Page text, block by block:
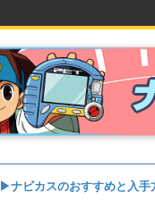
▶︎ナビカスのおすすめと入手